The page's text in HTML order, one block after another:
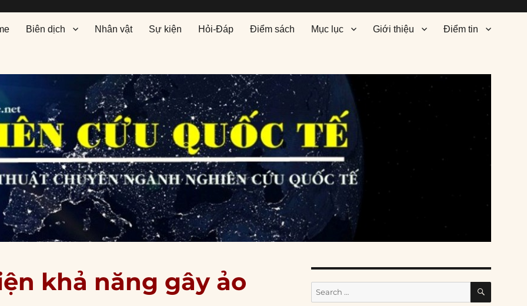
Biên dịch Nhân vật Sự kiện Hỏi-Đáp Điểm sách Mục lục Giới thiệu Điểm tin
khả năng gây ảo
Search
for:
SEARCH